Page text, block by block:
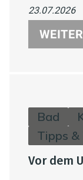
23.07.2026
Bad
Vor dem